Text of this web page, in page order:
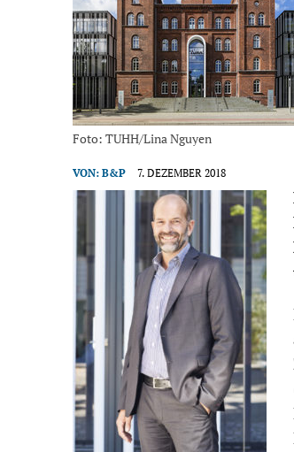
Foto: TUHH/Lina Nguyen
VON: B&P 7. DEZEMBER 2018